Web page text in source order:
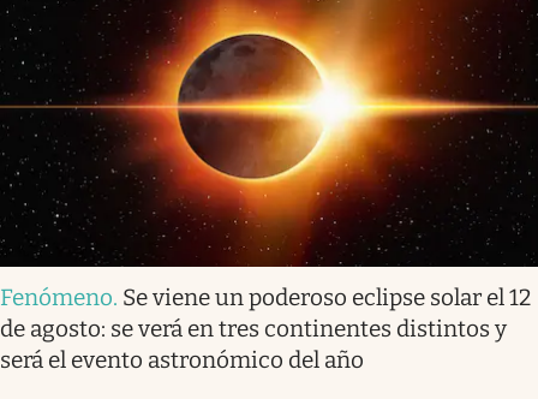
Fenómeno. Se viene un poderoso eclipse solar el 12
de agosto: se verá en tres continentes distintos y
será el evento astronómico del año